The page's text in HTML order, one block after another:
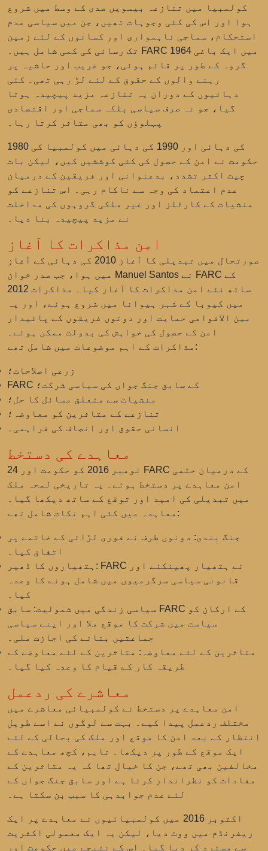
کولمبیا میں تنازعہ بیسویں صدی کے وسط میں شروع
ہوا اور اس کی کئی وجوہات تھیں، جن میں سیاسی عدم
استحکام، سماجی ناہمواری اور کسانوں کے لئے زمین
تک رسائی کی کمی شامل ہیں۔ FARC 1964 میں ایک باغی
گروہ کے طور پر قائم ہوئی، جو غریب اور حاشیہ پر
رہنے والوں کے حقوق کے لئے لڑ رہی تھی۔ کئی
دہائیوں کے دوران یہ تنازعہ مزید پیچیدہ ہوتا
گیا، جو نہ صرف سیاسی بلکہ سماجی اور اقتصادی
پہلوؤں کو بھی متاثر کرتا رہا۔
1980 کی دہائی اور 1990 کی دہائی میں کولمبیا کی
حکومت نے امن کے حصول کی کئی کوششیں کیں، لیکن بات
چیت اکثر تشدد، بدعنوانی اور فریقین کے درمیان
عدم اعتماد کی وجہ سے ناکام رہی۔ اس تنازعے کو
منشیات کے کارٹلز اور غیر ملکی گروہوں کی مداخلت
نے مزید پیچیدہ بنا دیا۔
امن مذاکرات کا آغاز
صورتحال میں تبدیلی کا آغاز 2010 کی دہائی کے آغاز
میں ہوا، جب صدر خوان Manuel Santos
ساتھ نئے امن مذاکرات کا آغاز کیا۔ مذاکرات 2012
میں کیوبا کے شہر ہیوانا میں شروع ہوئے، اور یہ
بین الاقوامی حمایت اور دونوں فریقوں کے پائیدار
امن کے حصول کی خواہش کی بدولت ممکن ہوئے۔
مذاکرات کے اہم موضوعات میں شامل تھے:
زرعی اصلاحات؛
FARC کے سابق جنگ جواں کی سیاسی شرکت؛
منشیات سے متعلق مسائل کا حل؛
تنازعے کے متاثرین کو معاوضہ؛
انسانی حقوق اور انصاف کی فراہمی۔
معاہدے کی دستخط
24 نومبر 2016 کو حکومت اور FARC کے درمیان حتمی
امن معاہدے پر دستخط ہوئے۔ یہ تاریخی لمحہ ملک
میں تبدیلی کی امید اور توقع کے ساتھ دیکھا گیا۔
معاہدہ میں کئی اہم نکات شامل تھے:
جنگ بندی: دونوں طرف نے فوری لڑائی کے خاتمے پر
اتفاق کیا۔
ہتھیاروں کا ڈھیر: FARC نے ہتھیار پھینکنے اور
قانونی سیاسی سرگرمیوں میں شامل ہونے کا وعدہ
کیا۔
سیاسی زندگی میں شمولیت: سابق FARC کے ارکان کو
سیاست میں شرکت کا موقع ملا اور اپنے سیاسی
جماعتیں بنانے کی اجازت ملی۔
متاثرین کے لئے معاوضہ: متاثرین کے لئے معاوضے کے
طریقہ کار کے قیام کا وعدہ کیا گیا۔
معاشرے کی ردعمل
امن معاہدے پر دستخط نے کولمبیائی معاشرے میں
مختلف ردعمل پیدا کیے۔ بہت سے لوگوں نے اسے طویل
انتظار کے بعد امن کا موقع اور ملک کی بحالی کے لئے
ایک موقع کے طور پر دیکھا۔ تاہم، کچھ معاہدے کے
مخالفین بھی تھے، جن کا خیال تھا کہ یہ متاثرین کے
مفادات کو نظرانداز کرتا ہے اور سابق جنگ جواں کے
لئے عدم جوابدہی کا سبب بن سکتا ہے۔
اکتوبر 2016 میں کولمبیائیوں نے معاہدے پر ایک
ریفرنڈم میں ووٹ دیا، لیکن یہ ایک معمولی اکثریت
سے مسترد کر دیا گیا۔ اس کے نتیجے میں حکومت اور